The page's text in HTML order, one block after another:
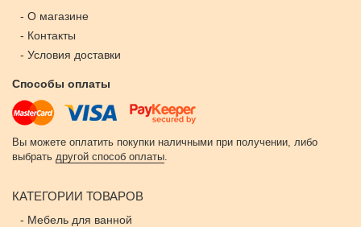
- О магазине
- Контакты
- Условия доставки
Способы оплаты
Вы можете оплатить покупки наличными при получении, либо
выбрать другой способ оплаты.
КАТЕГОРИИ ТОВАРОВ
- Мебель для ванной